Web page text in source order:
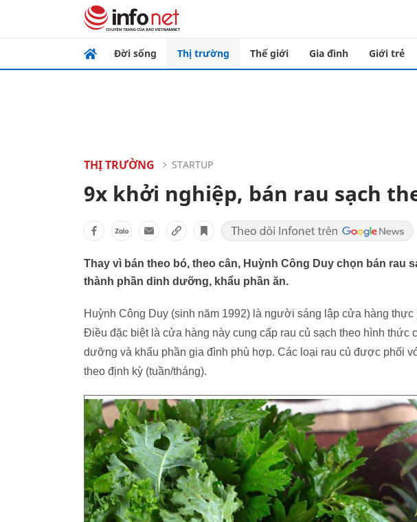
Đời sống Thị trường Thế giới Gia đình Giới trẻ
THỊ TRƯỜNG STARTUP
9x khởi nghiệp, bán rau sạch
Thay vì bán theo bó, theo cân, Huỳnh Công Duy chọn bán rau
thành phần dinh dưỡng, khẩu phần ăn.
Huỳnh Công Duy (sinh năm 1992) là người sáng lập cửa hàng thực
Điều đặc biệt là cửa hàng này cung cấp rau củ sạch theo hình thức
dưỡng và khẩu phần gia đình phù hợp. Các loại rau củ được phối
theo định kỳ (tuần/tháng).